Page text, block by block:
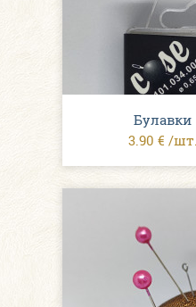
Булавки
3.90 € /шт.